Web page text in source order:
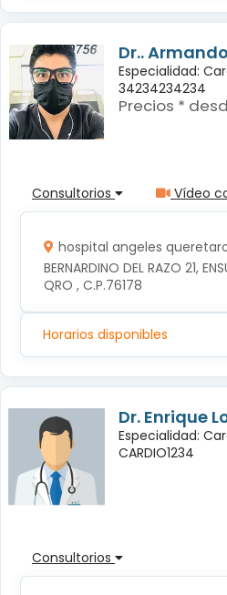
Dr..
Especialidad:
34234234234
Precios *
Consultorios Vídeo
hospital angeles
BERNARDINO DEL RAZO 21,
QRO , C.P.76178
Horarios disponibles
Dr. Enrique
Especialidad:
CARDIO1234
Consultorios